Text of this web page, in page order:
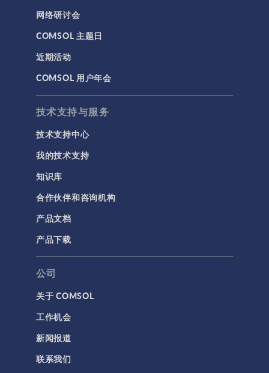
网络研讨会
COMSOL 主题日
近期活动
COMSOL 用户年会
技术支持与服务
技术支持中心
我的技术支持
知识库
合作伙伴和咨询机构
产品文档
产品下载
公司
关于 COMSOL
工作机会
新闻报道
联系我们